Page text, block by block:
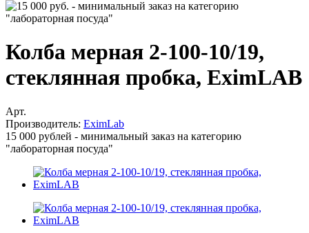
Колба мерная 2-100-10/19,
стеклянная пробка, EximLAB
Арт.
Производитель: EximLab
15 000 рублей - минимальный заказ на категорию
"лабораторная посуда"